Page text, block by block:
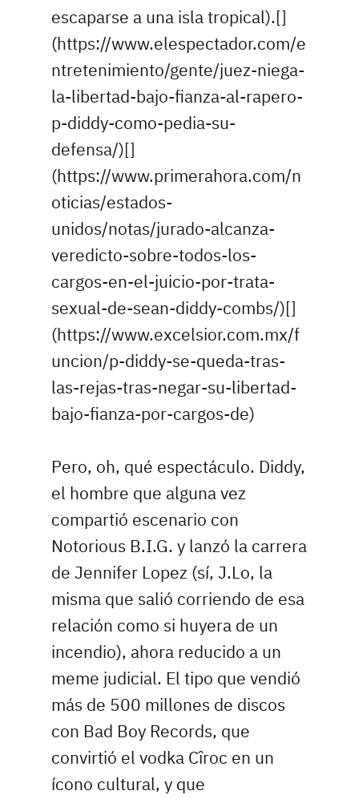
escaparse a una isla tropical).[]
(https://www.elespectador.com/e
ntretenimiento/gente/juez-niega-
la-libertad-bajo-fianza-al-rapero-
p-diddy-como-pedia-su-
defensa/)[]
(https://www.primerahora.com/n
oticias/estados-
unidos/notas/jurado-alcanza-
veredicto-sobre-todos-los-
cargos-en-el-juicio-por-trata-
sexual-de-sean-diddy-combs/)[]
(https://www.excelsior.com.mx/f
uncion/p-diddy-se-queda-tras-
las-rejas-tras-negar-su-libertad-
bajo-fianza-por-cargos-de)
Pero, oh, qué espectáculo. Diddy,
el hombre que alguna vez
compartió escenario con
Notorious B.I.G. y lanzó la carrera
de Jennifer Lopez (sí, J.Lo, la
misma que salió corriendo de esa
relación como si huyera de un
incendio), ahora reducido a un
meme judicial. El tipo que vendió
más de 500 millones de discos
con Bad Boy Records, que
convirtió el vodka Cîroc en un
ícono cultural, y que